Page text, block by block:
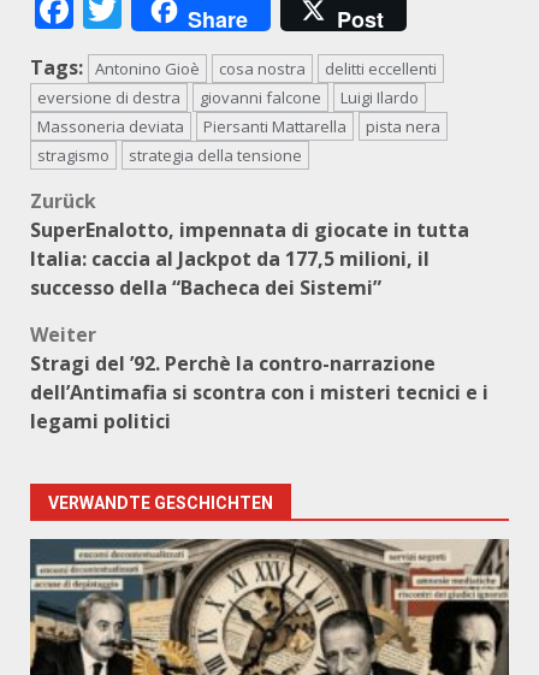
Share Post
Tags: Antonino Gioè cosa nostra
delitti eccellenti
eversione di destra
giovanni falcone
Luigi Ilardo
Massoneria deviata
Piersanti Mattarella
pista nera
stragismo
strategia della tensione
Beitragsnavigation
Zurück
SuperEnalotto, impennata di giocate in tutta
Italia: caccia al Jackpot da 177,5 milioni, il
successo della “Bacheca dei Sistemi”
Weiter
Stragi del ’92. Perchè la contro-narrazione
dell’Antimafia si scontra con i misteri tecnici e i
legami politici
VERWANDTE GESCHICHTEN